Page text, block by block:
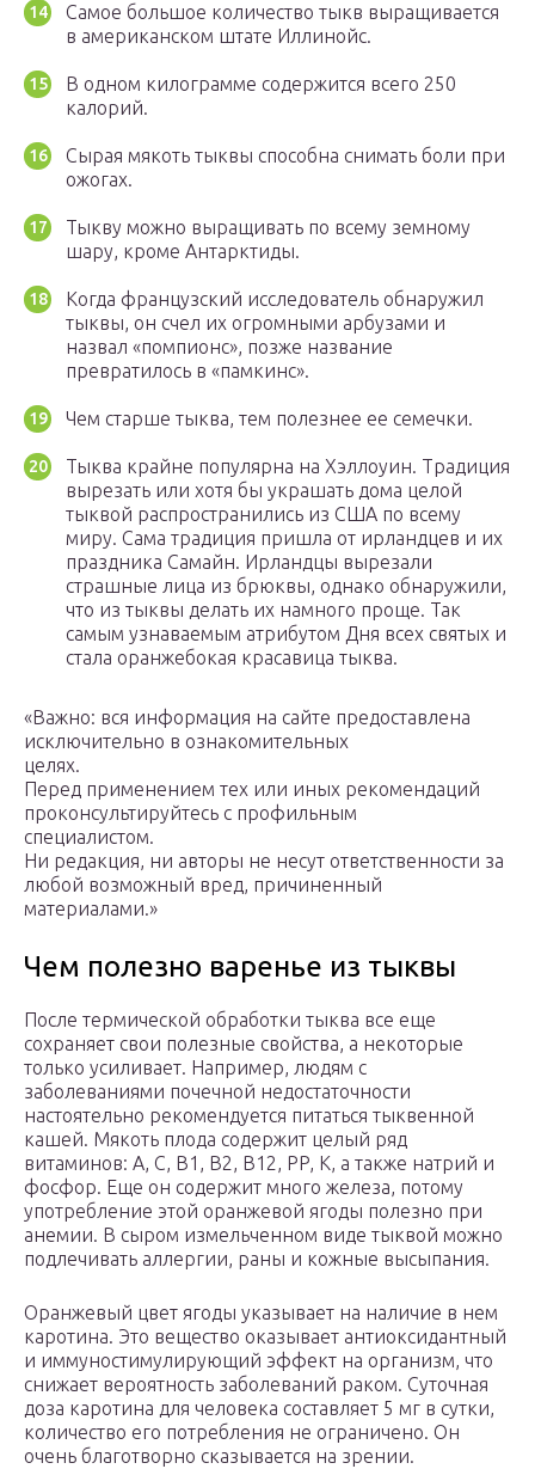
Самое большое количество тыкв выращивается
в американском штате Иллинойс.
В одном килограмме содержится всего 250
калорий.
Сырая мякоть тыквы способна снимать боли при
ожогах.
Тыкву можно выращивать по всему земному
шару, кроме Антарктиды.
Когда французский исследователь обнаружил
тыквы, он счел их огромными арбузами и
назвал «помпионс», позже название
превратилось в «памкинс».
Чем старше тыква, тем полезнее ее семечки.
Тыква крайне популярна на Хэллоуин. Традиция
вырезать или хотя бы украшать дома целой
тыквой распространились из США по всему
миру. Сама традиция пришла от ирландцев и их
праздника Самайн. Ирландцы вырезали
страшные лица из брюквы, однако обнаружили,
что из тыквы делать их намного проще. Так
самым узнаваемым атрибутом Дня всех святых и
стала оранжебокая красавица тыква.
«Важно: вся информация на сайте предоставлена
исключительно в ознакомительных
целях.
Перед применением тех или иных рекомендаций
проконсультируйтесь с профильным
специалистом.
Ни редакция, ни авторы не несут ответственности за
любой возможный вред, причиненный
материалами.»
Чем полезно варенье из тыквы
После термической обработки тыква все еще
сохраняет свои полезные свойства, а некоторые
только усиливает. Например, людям с
заболеваниями почечной недостаточности
настоятельно рекомендуется питаться тыквенной
кашей. Мякоть плода содержит целый ряд
витаминов: А, С, B1, B2, B12, PP, K, а также натрий и
фосфор. Еще он содержит много железа, потому
употребление этой оранжевой ягоды полезно при
анемии. В сыром измельченном виде тыквой можно
подлечивать аллергии, раны и кожные высыпания.
Оранжевый цвет ягоды указывает на наличие в нем
каротина. Это вещество оказывает антиоксидантный
и иммуностимулирующий эффект на организм, что
снижает вероятность заболеваний раком. Суточная
доза каротина для человека составляет 5 мг в сутки,
количество его потребления не ограничено. Он
очень благотворно сказывается на зрении.